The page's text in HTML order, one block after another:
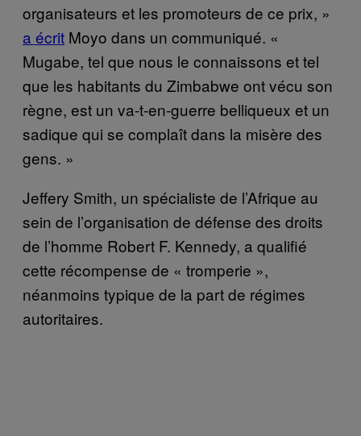
organisateurs et les promoteurs de ce prix, »
a écrit Moyo dans un communiqué. «
Mugabe, tel que nous le connaissons et tel
que les habitants du Zimbabwe ont vécu son
règne, est un va-t-en-guerre belliqueux et un
sadique qui se complaît dans la misère des
gens. »
Jeffery Smith, un spécialiste de l’Afrique au
sein de l’organisation de défense des droits
de l’homme Robert F. Kennedy, a qualifié
cette récompense de « tromperie »,
néanmoins typique de la part de régimes
autoritaires.